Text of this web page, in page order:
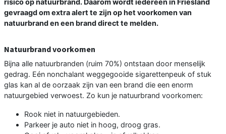
risico op natuurbrand. Daarom wordt iedereen in Friesland
gevraagd om extra alert te zijn op het voorkomen van
natuurbrand en een brand direct te melden.
Natuurbrand voorkomen
Bijna alle natuurbranden (ruim 70%) ontstaan door menselijk
gedrag. Eén nonchalant weggegooide sigarettenpeuk of stuk
glas kan al de oorzaak zijn van een brand die een enorm
natuurgebied verwoest. Zo kun je natuurbrand voorkomen:
Rook niet in natuurgebieden.
Parkeer je auto niet in hoog, droog gras.